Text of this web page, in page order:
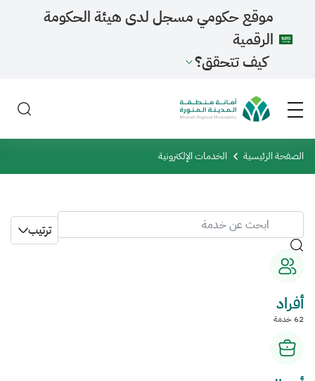
موقع حكومي مسجل لدى هيئة الحكومة
الرقمية
كيف تتحقق؟
الصفحة الرئيسية الخدمات الإلكترونية
ترتيب
أفراد
62 خدمة